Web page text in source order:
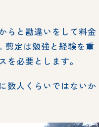
らと勘違いをして料金
剪定は勉強と経験を重
を必要とします。
数人くらいではないか